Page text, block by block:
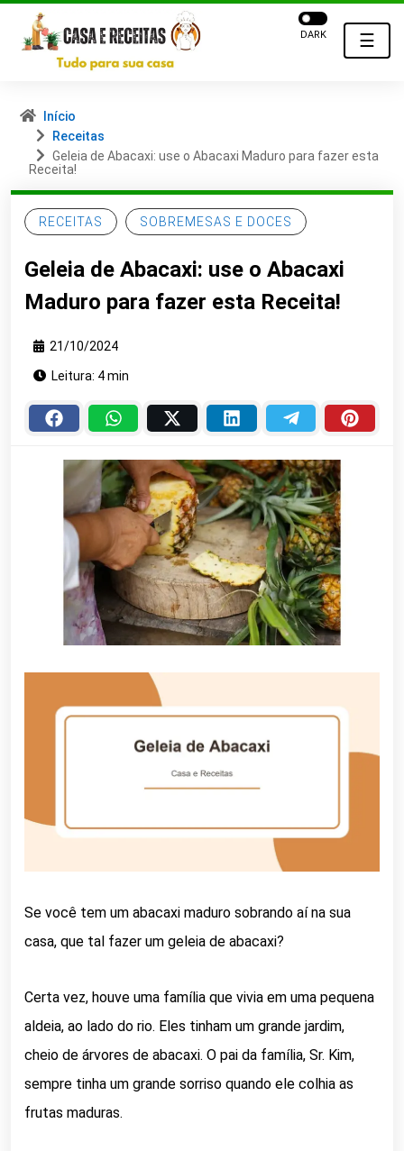
☰
DARK
Início
Receitas
Geleia de Abacaxi: use o Abacaxi Maduro para fazer esta
Receita!
RECEITAS SOBREMESAS E DOCES
Geleia de Abacaxi: use o Abacaxi
Maduro para fazer esta Receita!
21/10/2024
Leitura: 4 min
Se você tem um abacaxi maduro sobrando aí na sua
casa, que tal fazer um geleia de abacaxi?
Certa vez, houve uma família que vivia em uma pequena
aldeia, ao lado do rio. Eles tinham um grande jardim,
cheio de árvores de abacaxi. O pai da família, Sr. Kim,
sempre tinha um grande sorriso quando ele colhia as
frutas maduras.